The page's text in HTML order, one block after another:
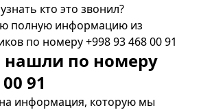
кто это звонил?
полную информацию из
по номеру +998 93 468 00 91
нашли по номеру
91
информация, которую мы